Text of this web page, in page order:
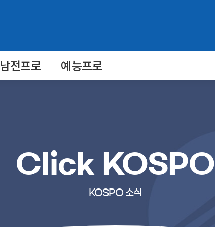
남전프로 예능프로
Click KOSPO
KOSPO 소식